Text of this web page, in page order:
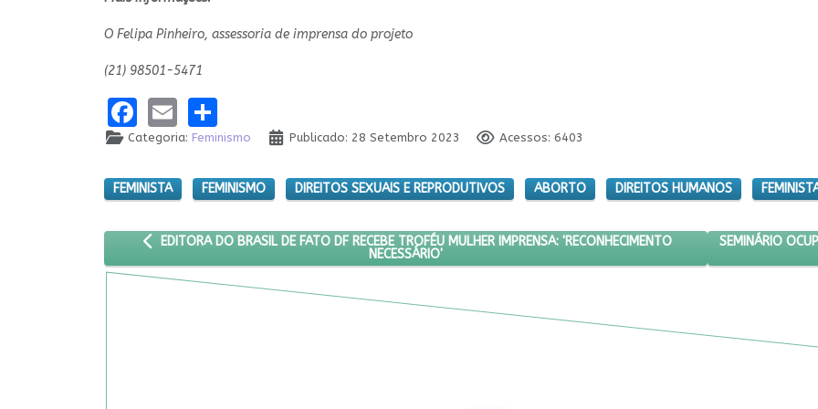
O Felipa Pinheiro, assessoria de imprensa do projeto
(21) 98501-5471
Facebook
Email
Categoria: Feminismo Publicado: 28 Setembro 2023 Acessos: 6403
FEMINISTA FEMINISMO DIREITOS SEXUAIS E REPRODUTIVOS ABORTO DIREITOS HUMANOS
ARTIGO ANTERIOR: EDITORA DO BRASIL DE FATO DF RECEBE TROFÉU MULHER IMPRENSA: 'RECONHECIMENTO
EDITORA DO BRASIL DE FATO DF RECEBE TROFÉU MULHER IMPRENSA: 'RECONHECIMENTO
NECESSÁRIO'
PRÓXIMO
SEMINÁRIO